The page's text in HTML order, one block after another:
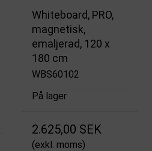
Whiteboard, PRO,
magnetisk,
emaljerad, 120 x
180 cm
WBS60102
På lager
2.625,00 SEK
(exkl. moms)